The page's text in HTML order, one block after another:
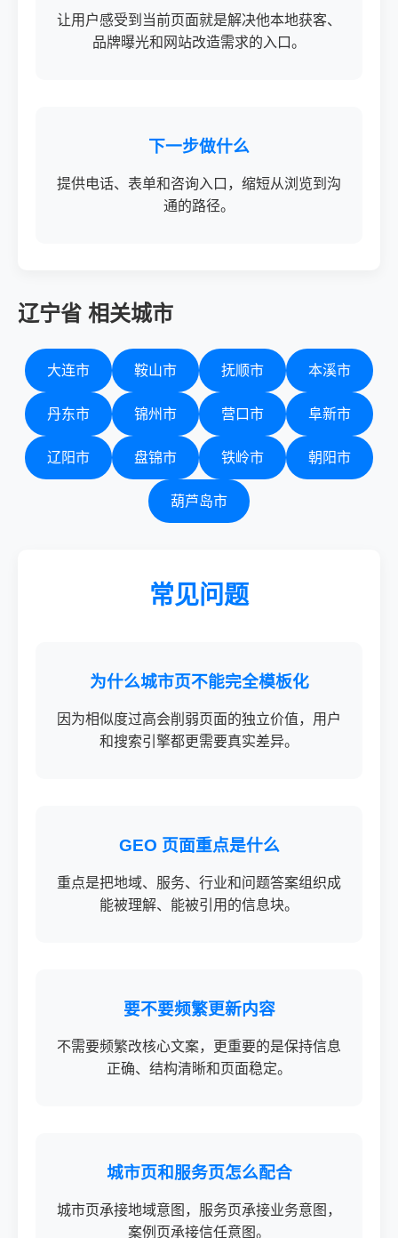
让用户感受到当前页面就是解决他本地获客、
品牌曝光和网站改造需求的入口。
下一步做什么
提供电话、表单和咨询入口，缩短从浏览到沟
通的路径。
辽宁省 相关城市
大连市 鞍山市 抚顺市 本溪市
丹东市 锦州市 营口市 阜新市
辽阳市 盘锦市 铁岭市 朝阳市
葫芦岛市
常见问题
为什么城市页不能完全模板化
因为相似度过高会削弱页面的独立价值，用户
和搜索引擎都更需要真实差异。
GEO 页面重点是什么
重点是把地域、服务、行业和问题答案组织成
能被理解、能被引用的信息块。
要不要频繁更新内容
不需要频繁改核心文案，更重要的是保持信息
正确、结构清晰和页面稳定。
城市页和服务页怎么配合
城市页承接地域意图，服务页承接业务意图，
案例页承接信任意图。